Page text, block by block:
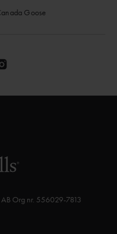
Goose
AB Org nr. 556029-7813